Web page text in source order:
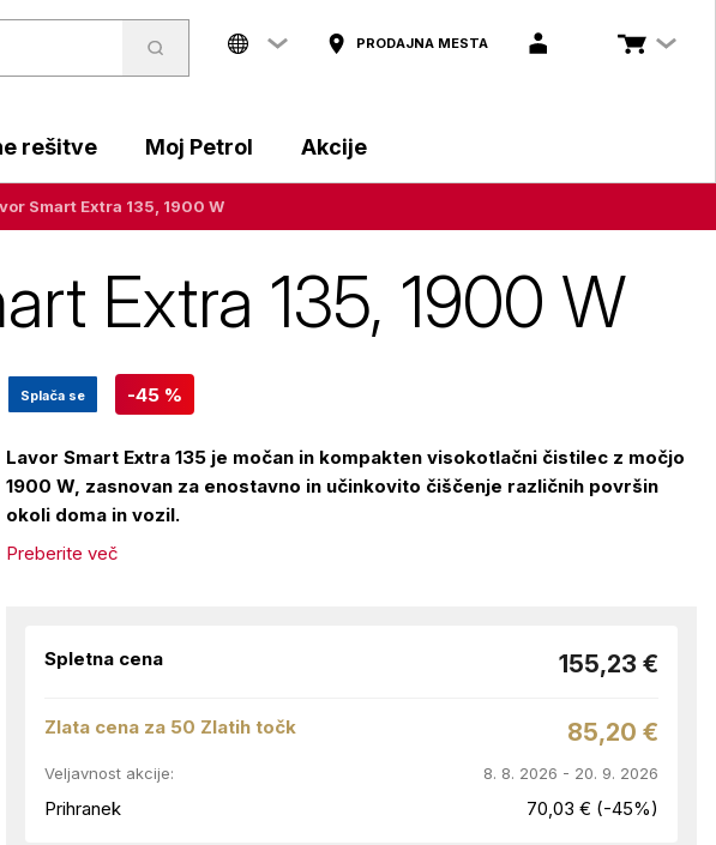
PRODAJNA MESTA
rešitve Moj Petrol Akcije
Smart Extra 135, 1900 W
Extra 135, 1900 W
Splača se -45 %
Lavor Smart Extra 135 je močan in kompakten visokotlačni čistilec z močjo
1900 W, zasnovan za enostavno in učinkovito čiščenje različnih površin
okoli doma in vozil.
Preberite več
Spletna cena 155,23 €
Zlata cena za 50 Zlatih točk 85,20 €
Veljavnost akcije: 8. 8. 2026 - 20. 9. 2026
Prihranek 70,03 € (-45%)